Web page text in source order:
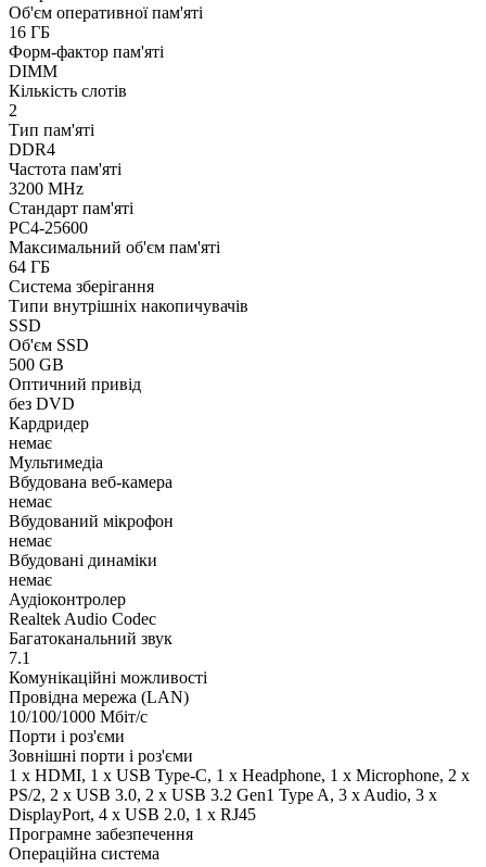
Об'єм оперативної пам'яті
16 ГБ
Форм-фактор пам'яті
DIMM
Кількість слотів
2
Тип пам'яті
DDR4
Частота пам'яті
3200 MHz
Стандарт пам'яті
PC4-25600
Максимальний об'єм пам'яті
64 ГБ
Система зберігання
Типи внутрішніх накопичувачів
SSD
Об'єм SSD
500 GB
Оптичний привід
без DVD
Кардридер
немає
Мультимедіа
Вбудована веб-камера
немає
Вбудований мікрофон
немає
Вбудовані динаміки
немає
Аудіоконтролер
Realtek Audio Codec
Багатоканальний звук
7.1
Комунікаційні можливості
Провідна мережа (LAN)
10/100/1000 Мбіт/с
Порти і роз'єми
Зовнішні порти і роз'єми
1 x HDMI, 1 x USB Type-C, 1 x Нeadphone, 1 х Microphone, 2 x
PS/2, 2 x USB 3.0, 2 x USB 3.2 Gen1 Type A, 3 x Audio, 3 x
DisplayPort, 4 x USB 2.0, 1 x RJ45
Програмне забезпечення
Операційна система